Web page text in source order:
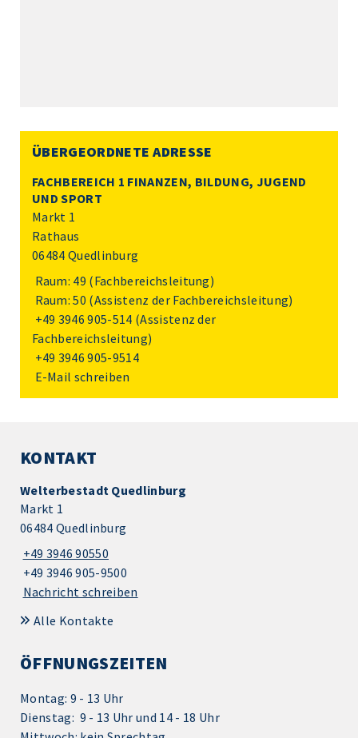
ÜBERGEORDNETE ADRESSE
FACHBEREICH 1 FINANZEN, BILDUNG, JUGEND
UND SPORT
Markt 1
Rathaus
06484 Quedlinburg
Raum: 49 (Fachbereichsleitung)
Raum: 50 (Assistenz der Fachbereichsleitung)
+49 3946 905-514 (Assistenz der
Fachbereichsleitung)
+49 3946 905-9514
E-Mail schreiben
KONTAKT
Welterbestadt Quedlinburg
Markt 1
06484 Quedlinburg
+49 3946 90550
+49 3946 905-9500
Nachricht schreiben
Alle Kontakte
ÖFFNUNGSZEITEN
Montag: 9 - 13 Uhr
Dienstag: 9 - 13 Uhr und 14 - 18 Uhr